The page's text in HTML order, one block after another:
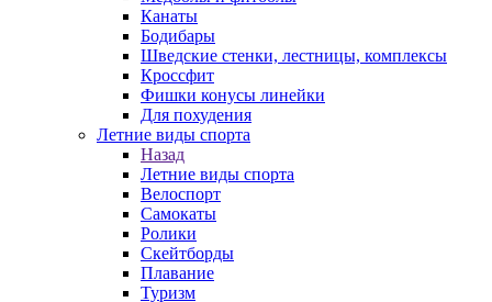
Канаты
Бодибары
Шведские стенки, лестницы, комплексы
Кроссфит
Фишки конусы линейки
Для похудения
Летние виды спорта
Назад
Летние виды спорта
Велоспорт
Самокаты
Ролики
Скейтборды
Плавание
Туризм